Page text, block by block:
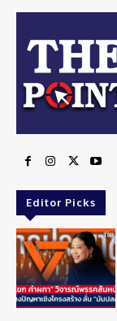
Editor Picks